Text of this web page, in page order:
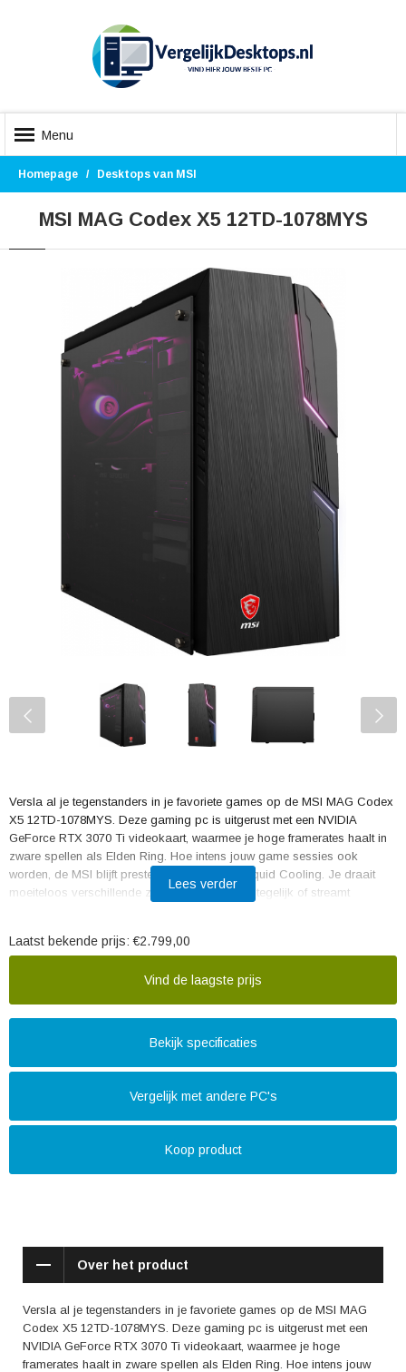
Menu
Homepage Desktops van MSI
MSI MAG Codex X5 12TD-1078MYS
Versla al je tegenstanders in je favoriete games op de MSI MAG Codex
X5 12TD-1078MYS. Deze gaming pc is uitgerust met een NVIDIA
GeForce RTX 3070 Ti videokaart, waarmee je hoge framerates haalt in
zware spellen als Elden Ring. Hoe intens jouw game sessies ook
worden, de MSI blijft presteren door de AIO Liquid Cooling. Je draait
moeiteloos verschillende zware programma's tegelijk of streamt
Je bewaart je games op de 1TB M.2 SSD en 2TB interne HDD. Door de
Heb je behoefte om een onderdeel te upgraden? Via het transparante
zijpaneel geniet je niet alleen van de RGB verlichte onderdelen, maar
kom je ook eenvoudig bij je componenten.
Advies van onze desktop specialist
Internetten, mailen & tekstverwerken: geschikt
Video's bewerken: geschikt
3D ontwerpen maken en video's snel renderen: geschikt
League of Legends: geschikt
Call of Duty: Warzone: geschikt
Halo Infinite: geschikt
Elden Ring: geschikt
Dying Light 2: ongeschikt, minimaal RTX 3080 of RX 6800 videokaart
Lees verder
Laatst bekende prijs: €2.799,00
Vind de laagste prijs
Bekijk specificaties
Vergelijk met andere PC's
Koop product
Over het product
Versla al je tegenstanders in je favoriete games op de MSI MAG
Codex X5 12TD-1078MYS. Deze gaming pc is uitgerust met een
NVIDIA GeForce RTX 3070 Ti videokaart, waarmee je hoge
framerates haalt in zware spellen als Elden Ring. Hoe intens jouw